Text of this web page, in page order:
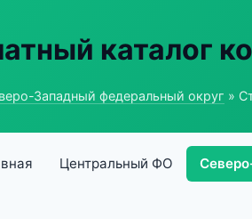
каталог
Западный федеральный округ »
Центральный ФО